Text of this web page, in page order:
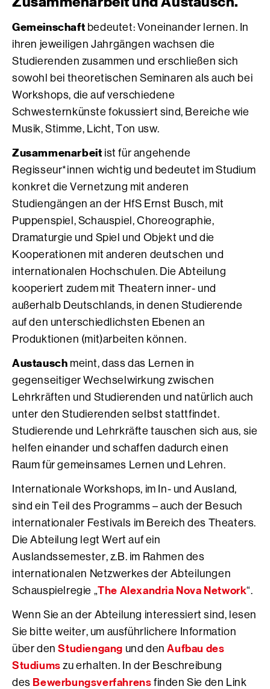
Gemeinschaft bedeutet: Voneinander lernen. In
ihren jeweiligen Jahrgängen wachsen die
Studierenden zusammen und erschließen sich
sowohl bei theoretischen Seminaren als auch bei
Workshops, die auf verschiedene
Schwesternkünste fokussiert sind, Bereiche wie
Musik, Stimme, Licht, Ton usw.
Zusammenarbeit ist für angehende
Regisseur*innen wichtig und bedeutet im Studium
konkret die Vernetzung mit anderen
Studiengängen an der HfS Ernst Busch, mit
Puppenspiel, Schauspiel, Choreographie,
Dramaturgie und Spiel und Objekt und die
Kooperationen mit anderen deutschen und
internationalen Hochschulen. Die Abteilung
kooperiert zudem mit Theatern inner- und
außerhalb Deutschlands, in denen Studierende
auf den unterschiedlichsten Ebenen an
Produktionen (mit)arbeiten können.
Austausch meint, dass das Lernen in
gegenseitiger Wechselwirkung zwischen
Lehrkräften und Studierenden und natürlich auch
unter den Studierenden selbst stattfindet.
Studierende und Lehrkräfte tauschen sich aus, sie
helfen einander und schaffen dadurch einen
Raum für gemeinsames Lernen und Lehren.
Internationale Workshops, im In- und Ausland,
sind ein Teil des Programms – auch der Besuch
internationaler Festivals im Bereich des Theaters.
Die Abteilung legt Wert auf ein
Auslandssemester, z.B. im Rahmen des
internationalen Netzwerkes der Abteilungen
Schauspielregie „The Alexandria Nova Network“.
Wenn Sie an der Abteilung interessiert sind, lesen
Sie bitte weiter, um ausführlichere Information
über denStudiengang und denAufbau des
Studiums zu erhalten. In der Beschreibung
des Bewerbungsverfahrens finden Sie den Link